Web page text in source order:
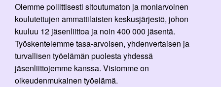
Olemme poliittisesti sitoutumaton ja moniarvoinen
koulutettujen ammattilaisten keskusjärjestö, johon
kuuluu 12 jäsenliittoa ja noin 400 000 jäsentä.
Työskentelemme tasa-arvoisen, yhdenvertaisen ja
turvallisen työelämän puolesta yhdessä
jäsenliittojemme kanssa. Visiomme on
oikeudenmukainen työelämä.